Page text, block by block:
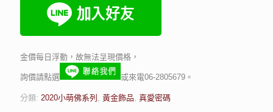
金價每日浮動，故無法呈現價格，
詢價請點選 或來電06-2805679。
分類: 2020小萌佛系列 , 黃金飾品, 真愛密碼